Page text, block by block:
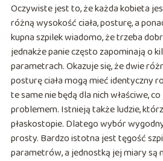
Oczywiste jest to, że każda kobieta
różną wysokość ciała, posturę, a
kupna szpilek wiadomo, że trzeba
jednakże panie często zapominają o
parametrach. Okazuje się, że dwie
posturę ciała mogą mieć identyczny
te same nie będą dla nich właściwe,
problemem. Istnieją także ludzie,
płaskostopie. Dlatego wybór
prosty. Bardzo istotna jest tęgość
parametrów, a jednostką jej miary są